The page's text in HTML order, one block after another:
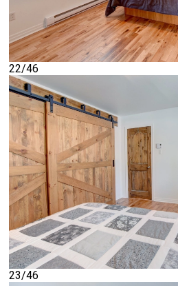
22/46
23/46